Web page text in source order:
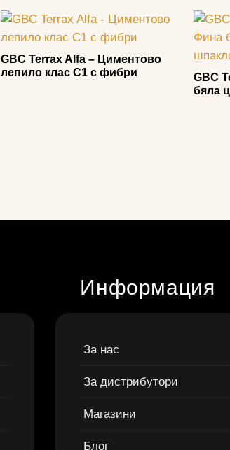
GBC Terrax Alfa – Циментово
лепило клас С1 с фибри
GBC
бяла
Информация
За нас
За дистрибутори
Магазини
Блог